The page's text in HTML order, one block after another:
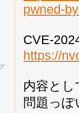
pwned-
CVE-
https://
内容と
問題っ